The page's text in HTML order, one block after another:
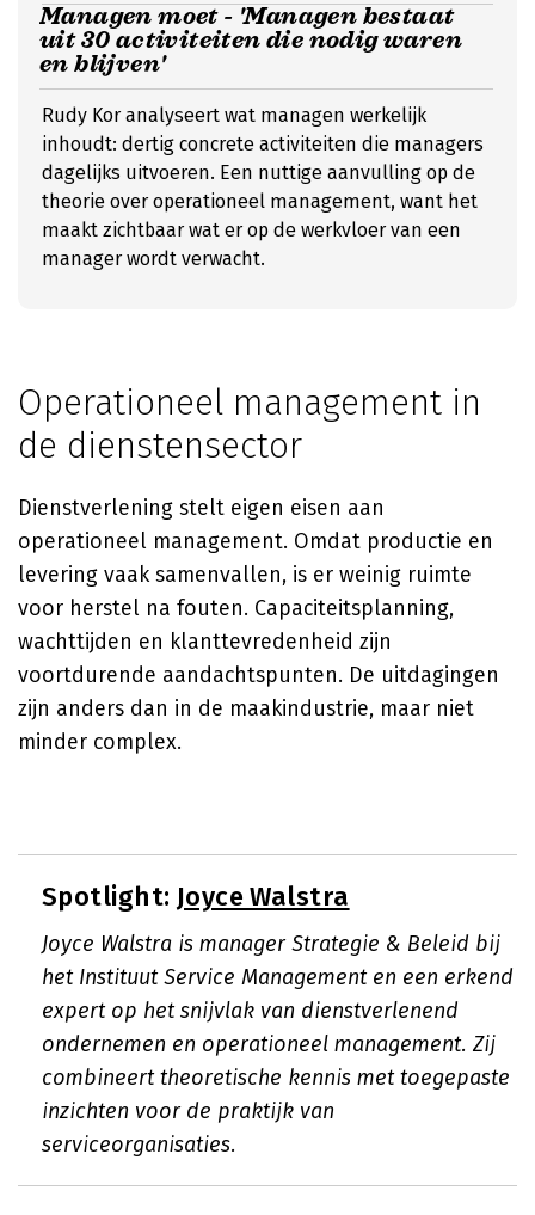
Managen moet - 'Managen bestaat
uit 30 activiteiten die nodig waren
en blijven'
Rudy Kor analyseert wat managen werkelijk
inhoudt: dertig concrete activiteiten die managers
dagelijks uitvoeren. Een nuttige aanvulling op de
theorie over operationeel management, want het
maakt zichtbaar wat er op de werkvloer van een
manager wordt verwacht.
Operationeel management in
de dienstensector
Dienstverlening stelt eigen eisen aan
operationeel management. Omdat productie en
levering vaak samenvallen, is er weinig ruimte
voor herstel na fouten. Capaciteitsplanning,
wachttijden en klanttevredenheid zijn
voortdurende aandachtspunten. De uitdagingen
zijn anders dan in de maakindustrie, maar niet
minder complex.
Spotlight: Joyce Walstra
Joyce Walstra is manager Strategie & Beleid bij
het Instituut Service Management en een erkend
expert op het snijvlak van dienstverlenend
ondernemen en operationeel management. Zij
combineert theoretische kennis met toegepaste
inzichten voor de praktijk van
serviceorganisaties.